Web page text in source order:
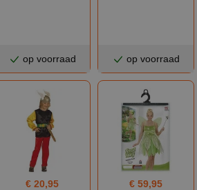
op voorraad op voorraad
€ 20,95
€ 59,95